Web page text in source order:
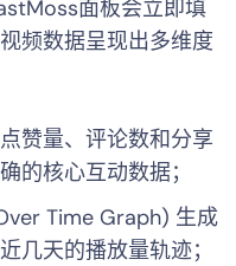
面板会立即填
频数据呈现出多维度
赞量、评论数和分享
的核心互动数据；
Time Graph) 生成
几天的播放量轨迹；